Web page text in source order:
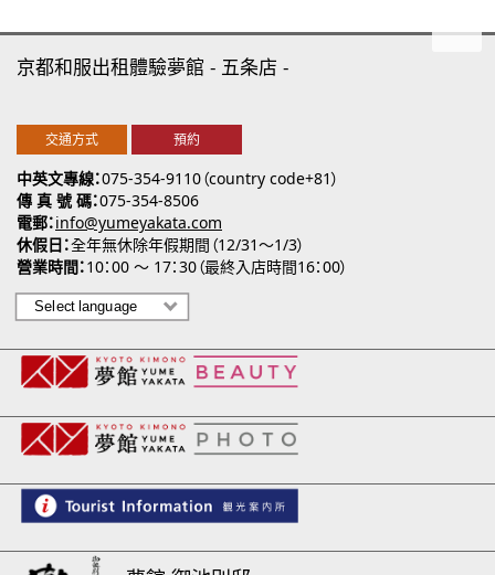
中英文專線 075-354-9110（country code+81）
傳 真 號 碼 075-354-8506
電郵 info@yumeyakata.com
休假日 全年無休除年假期間（12/31～1/3）
營業時間 10：00 ～ 17：30（最終入店時間16：00）
京都和服出租體驗夢館 五条店
交通方式 預約